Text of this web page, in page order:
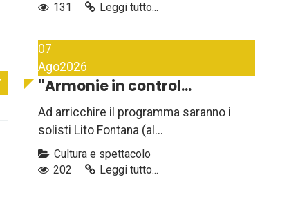
131
Leggi tutto...
07
Ago2026
''Armonie in control...
Ad arricchire il programma saranno i
solisti Lito Fontana (al...
Cultura e spettacolo
202
Leggi tutto...